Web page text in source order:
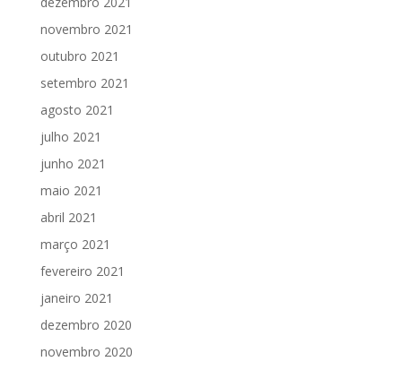
novembro 2021
outubro 2021
setembro 2021
agosto 2021
julho 2021
junho 2021
maio 2021
abril 2021
março 2021
fevereiro 2021
janeiro 2021
dezembro 2020
novembro 2020